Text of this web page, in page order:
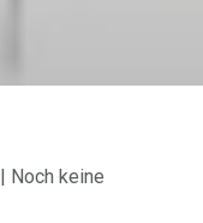
| Noch keine